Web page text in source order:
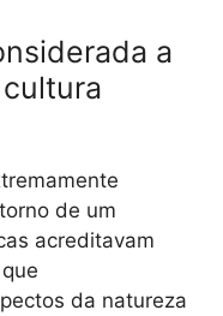
a
de um
acreditavam
da natureza